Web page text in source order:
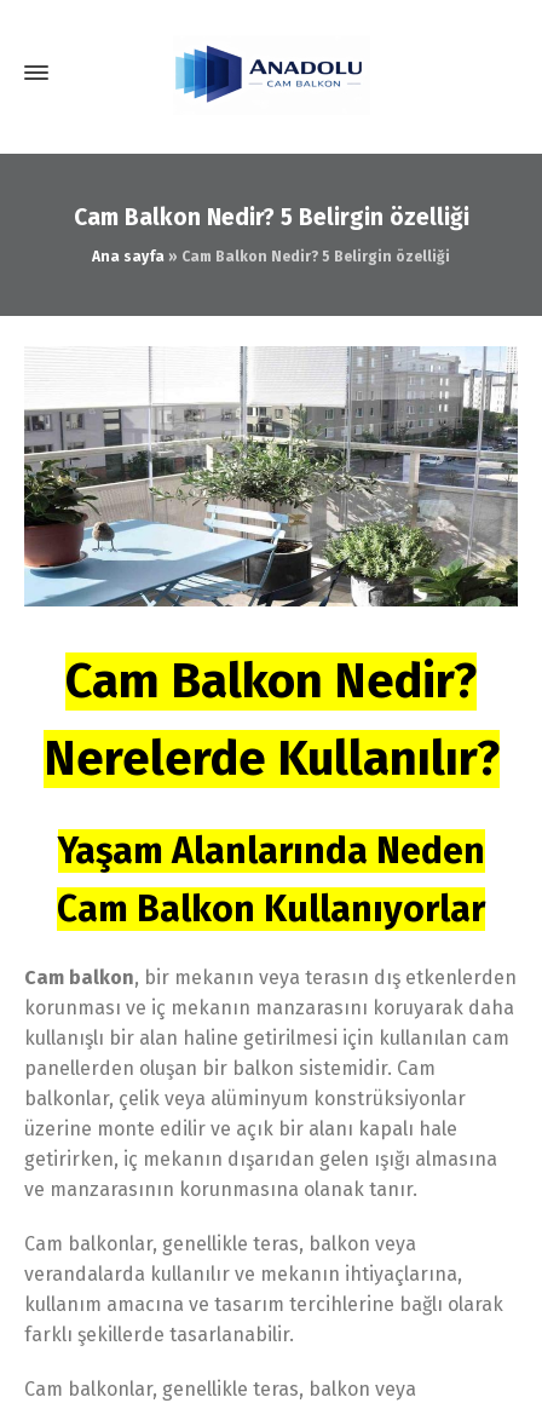
Cam Balkon Nedir? 5 Belirgin özelliği
Ana sayfa » Cam Balkon Nedir? 5 Belirgin özelliği
Cam Balkon Nedir?
Nerelerde Kullanılır?
Yaşam Alanlarında Neden
Cam Balkon Kullanıyorlar
Cam balkon, bir mekanın veya terasın dış etkenlerden
korunması ve iç mekanın manzarasını koruyarak daha
kullanışlı bir alan haline getirilmesi için kullanılan cam
panellerden oluşan bir balkon sistemidir. Cam
balkonlar, çelik veya alüminyum konstrüksiyonlar
üzerine monte edilir ve açık bir alanı kapalı hale
getirirken, iç mekanın dışarıdan gelen ışığı almasına
ve manzarasının korunmasına olanak tanır.
Cam balkonlar, genellikle teras, balkon veya
verandalarda kullanılır ve mekanın ihtiyaçlarına,
kullanım amacına ve tasarım tercihlerine bağlı olarak
farklı şekillerde tasarlanabilir.
Cam balkonlar, genellikle teras, balkon veya